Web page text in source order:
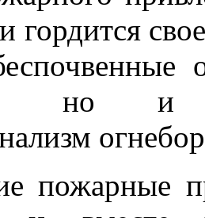
гордится
но и
пожарные